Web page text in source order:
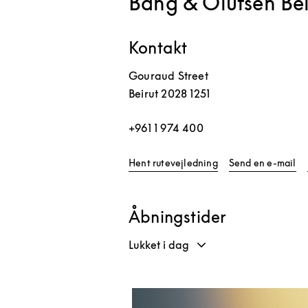
Kontakt
Gouraud Street
Beirut 2028 1251
+961 1 974 400
Hent rutevejledningLink Opens in New
Send en e-mail
Åbningstider
Lukket i dag